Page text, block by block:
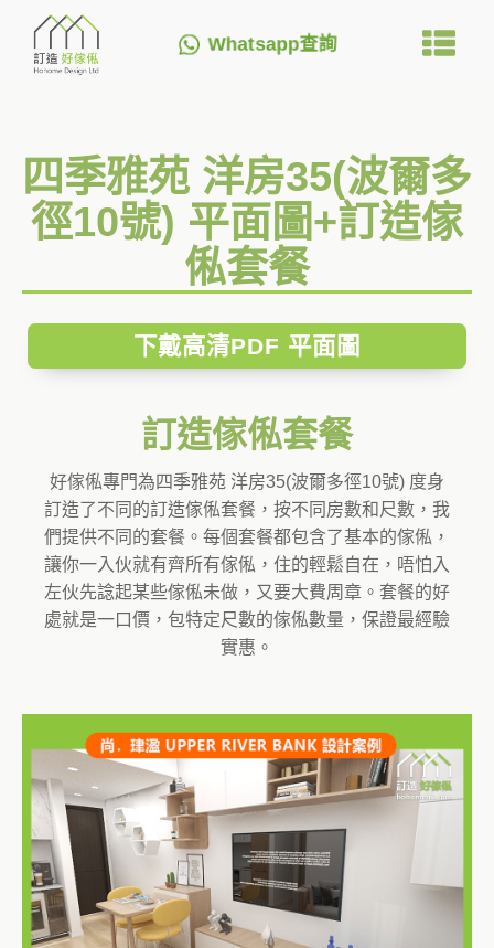
Whatsapp查詢
四季雅苑 洋房35(波爾多
徑10號) 平面圖+訂造傢
俬套餐
下戴高清PDF 平面圖
訂造傢俬套餐
好傢俬專門為四季雅苑 洋房35(波爾多徑10號) 度身
訂造了不同的訂造傢俬套餐，按不同房數和尺數，我
們提供不同的套餐。每個套餐都包含了基本的傢俬，
讓你一入伙就有齊所有傢俬，住的輕鬆自在，唔怕入
左伙先諗起某些傢俬未做，又要大費周章。套餐的好
處就是一口價，包特定尺數的傢俬數量，保證最經驗
實惠。